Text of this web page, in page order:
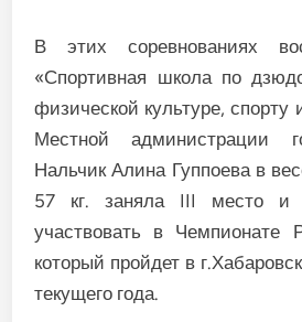
В этих соревнованиях
«Спортивная школа по
физической культуре,
Местной администрации
Нальчик Алина Гуппоева в
57 кг. заняла III место и
участвовать в Чемпионате
который пройдет в
текущего года.